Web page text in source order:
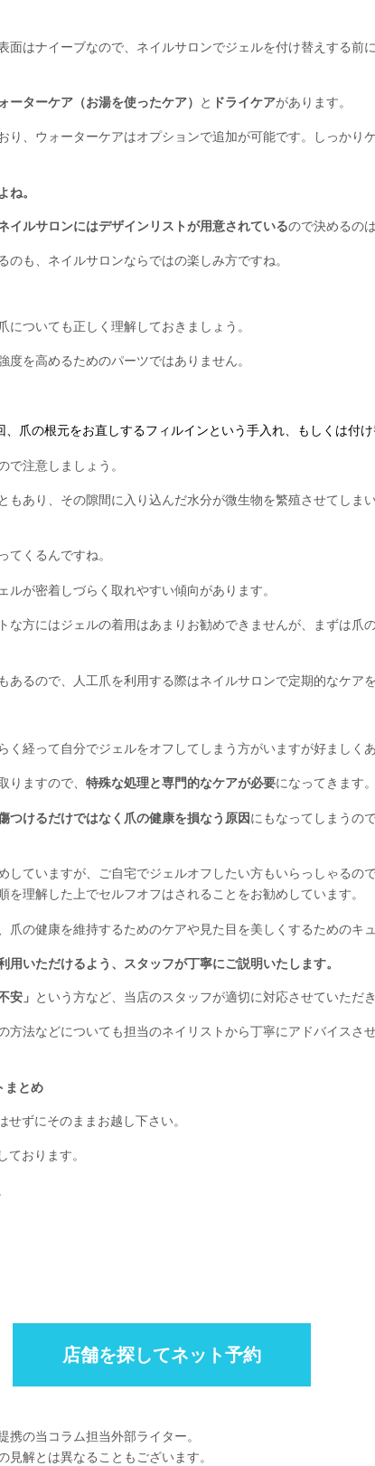
面はナイーブなので、ネイルサロンでジェルを付け替えする前
ーターケア（お湯を使ったケア） と ドライケアがあります。
り、ウォーターケアはオプションで追加が可能です。しっかり
ね。
イルサロンにはデザインリストが用意されているので決めるのは
も、ネイルサロンならではの楽しみ方ですね。
ついても正しく理解しておきましょう。
を高めるためのパーツではありません。
爪の根元をお直しするフィルインという手入れ、もしくは付
注意しましょう。
もあり、その隙間に入り込んだ水分が微生物を繁殖させてしま
くるんですね。
が密着しづらく取れやすい傾向があります。
な方にはジェルの着用はあまりお勧めできませんが、まずは爪
るので、人工爪を利用する際はネイルサロンで定期的なケア
経って自分でジェルをオフしてしまう方がいますが好ましくあ
りますので、 特殊な処理と専門的なケアが必要になってきます。
つけるだけではなく爪の健康を損なう原因にもなってしまうの
していますが、ご自宅でジェルオフしたい方もいらっしゃるの
理解した上でセルフオフはされることをお勧めしています。
の健康を維持するためのケアや見た目を美しくするためのキ
いただけるよう、スタッフが丁寧にご説明いたします。
安」 という方など、当店のスタッフが適切に対応させていただ
方法などについても担当のネイリストから丁寧にアドバイスさ
まとめ
ずにそのままお越し下さい。
おります。
店舗を探してネット予約
の当コラム担当外部ライター。
解とは異なることもございます。